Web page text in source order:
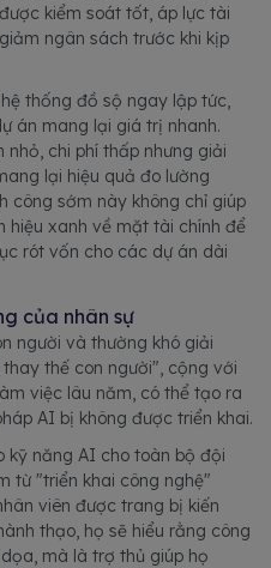
kiểm soát tốt, áp lực tài
ngân sách trước khi kịp
thống đồ sộ ngay lập tức,
án mang lại giá trị nhanh.
chi phí thấp nhưng giải
lại hiệu quả đo lường
công sớm này không chỉ giúp
hiệu xanh về mặt tài chính để
rót vốn cho các dự án dài
của nhân sự
người và thường khó giải
thế con người", cộng với
việc lâu năm, có thể tạo ra
AI bị không được triển khai.
kỹ năng AI cho toàn bộ đội
từ "triển khai công nghệ"
viên được trang bị kiến
thạo, họ sẽ hiểu rằng công
mà là trợ thủ giúp họ